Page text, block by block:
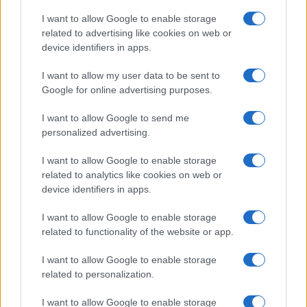
I want to allow Google to enable storage
related to advertising like cookies on web or
device identifiers in apps.
I want to allow my user data to be sent to
Google for online advertising purposes.
I want to allow Google to send me
personalized advertising.
I want to allow Google to enable storage
related to analytics like cookies on web or
device identifiers in apps.
I want to allow Google to enable storage
related to functionality of the website or app.
I want to allow Google to enable storage
related to personalization.
I want to allow Google to enable storage
micro-
blogginge più in generale per la politica mondiale?
NP: Parto dalla seconda risposta, i possibili
riflessi sulla politica. Le aziende di Elon Musk
l’aerospazio, le TLC (StarLink, entrata in gioco a
supporto dell’Ucraina della guerra in corso per
assicurare collegamenti satellitari), le
neuroscienze (ricordo che a dicembre è stato
dettato con il pensiero il primo
primo testo nella storia dell’uomo, grazie
all’integrazione uomo-macchina). Quanto saranno
dipendenti l’industria europea e la politica da
fornitori che hanno accumulato vantaggi